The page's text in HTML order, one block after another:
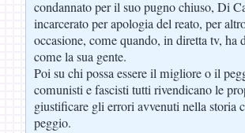
condannato per il suo pugno chiuso, Di
incarcerato per apologia del reato, per
occasione, come quando, in diretta tv,
come la sua gente.
Poi su chi possa essere il migliore o il
comunisti e fascisti tutti rivendicano le
giustificare gli errori avvenuti nella storia
peggio.